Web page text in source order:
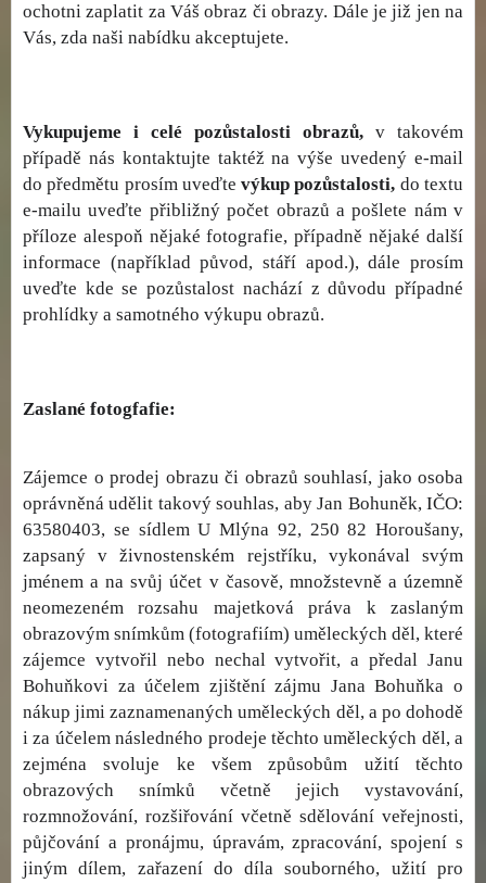
ochotni zaplatit za Váš obraz či obrazy. Dále je již jen na
Vás, zda naši nabídku akceptujete.
Vykupujeme i celé pozůstalosti obrazů, v takovém
případě nás kontaktujte taktéž na výše uvedený e-mail
do předmětu prosím uveďtevýkup pozůstalosti, do textu
e-mailu uveďte přibližný počet obrazů a pošlete nám v
příloze alespoň nějaké fotografie, případně nějaké další
informace (například původ, stáří apod.), dále prosím
uveďte kde se pozůstalost nachází z důvodu případné
prohlídky a samotného výkupu obrazů.
Zaslané fotogfafie:
Zájemce o prodej obrazu či obrazů souhlasí, jako osoba
oprávněná udělit takový souhlas, aby Jan Bohuněk, IČO:
63580403, se sídlem U Mlýna 92, 250 82 Horoušany,
zapsaný v živnostenském rejstříku, vykonával svým
jménem a na svůj účet v časově, množstevně a územně
neomezeném rozsahu majetková práva k zaslaným
obrazovým snímkům (fotografiím) uměleckých děl, které
zájemce vytvořil nebo nechal vytvořit, a předal Janu
Bohuňkovi za účelem zjištění zájmu Jana Bohuňka o
nákup jimi zaznamenaných uměleckých děl, a po dohodě
i za účelem následného prodeje těchto uměleckých děl, a
zejména svoluje ke všem způsobům užití těchto
obrazových snímků včetně jejich vystavování,
rozmnožování, rozšiřování včetně sdělování veřejnosti,
půjčování a pronájmu, úpravám, zpracování, spojení s
jiným dílem, zařazení do díla souborného, užití pro